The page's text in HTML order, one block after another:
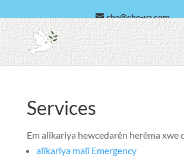
cho@cho-va.com
Arabic
Español
Services
Em alîkariya hewcedarên herêma xwe
alîkarîya malî Emergency